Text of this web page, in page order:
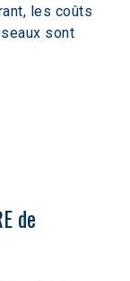
les coûts
sont
de